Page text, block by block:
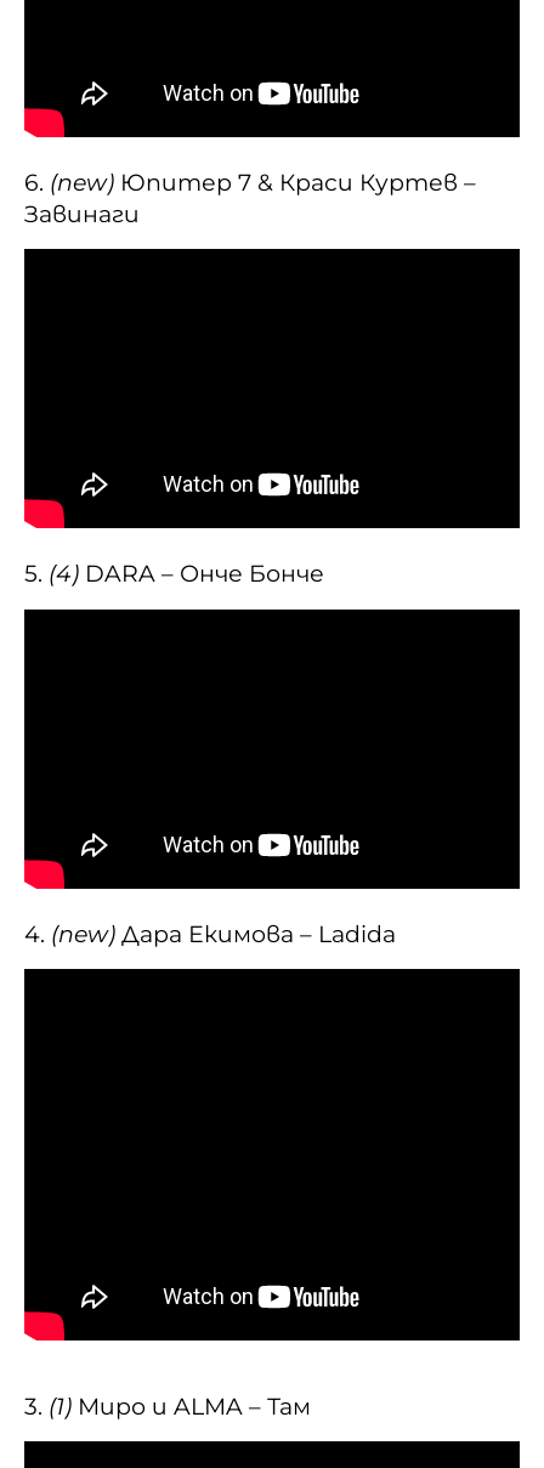
6. (new) Юпитер 7 & Краси Куртев –
Завинаги
5. (4) DARA – Онче Бонче
4. (new) Дара Екимова – Ladida
3. (1) Миро и ALMA – Там